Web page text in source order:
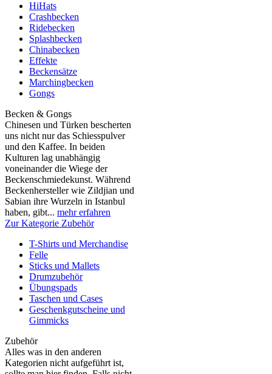
HiHats
Crashbecken
Ridebecken
Splashbecken
Chinabecken
Effekte
Beckensätze
Marchingbecken
Gongs
Becken & Gongs
Chinesen und Türken bescherten
uns nicht nur das Schiesspulver
und den Kaffee. In beiden
Kulturen lag unabhängig
voneinander die Wiege der
Beckenschmiedekunst. Während
Beckenhersteller wie Zildjian und
Sabian ihre Wurzeln in Istanbul
haben, gibt... mehr erfahren
Zur Kategorie Zubehör
T-Shirts und Merchandise
Felle
Sticks und Mallets
Drumzubehör
Übungspads
Taschen und Cases
Geschenkgutscheine und
Gimmicks
Zubehör
Alles was in den anderen
Kategorien nicht aufgeführt ist,